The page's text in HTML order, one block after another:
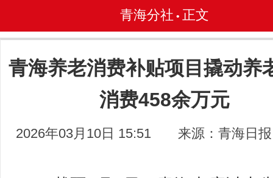
青海分社 • 正文
青海养老消费补贴项目撬动养
消费458余万元
2026年03月10日 15:51 来源：青海日报